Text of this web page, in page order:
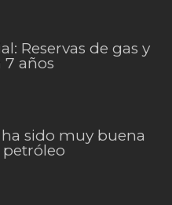
Reservas de gas y
7 años
sido muy buena